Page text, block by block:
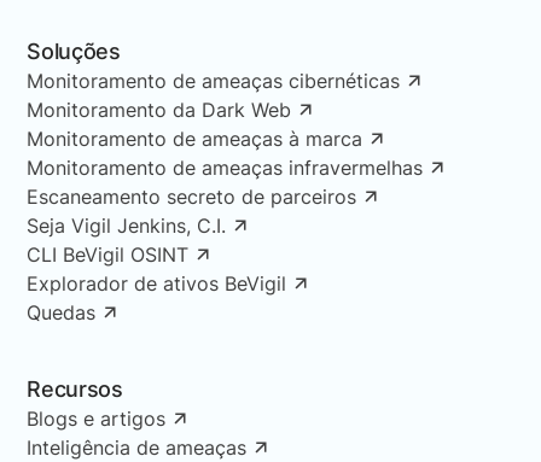
Soluções
Monitoramento de ameaças cibernéticas
Monitoramento da Dark Web
Monitoramento de ameaças à marca
Monitoramento de ameaças infravermelhas
Escaneamento secreto de parceiros
Seja Vigil Jenkins, C.I.
CLI BeVigil OSINT
Explorador de ativos BeVigil
Quedas
Recursos
Blogs e artigos
Inteligência de ameaças